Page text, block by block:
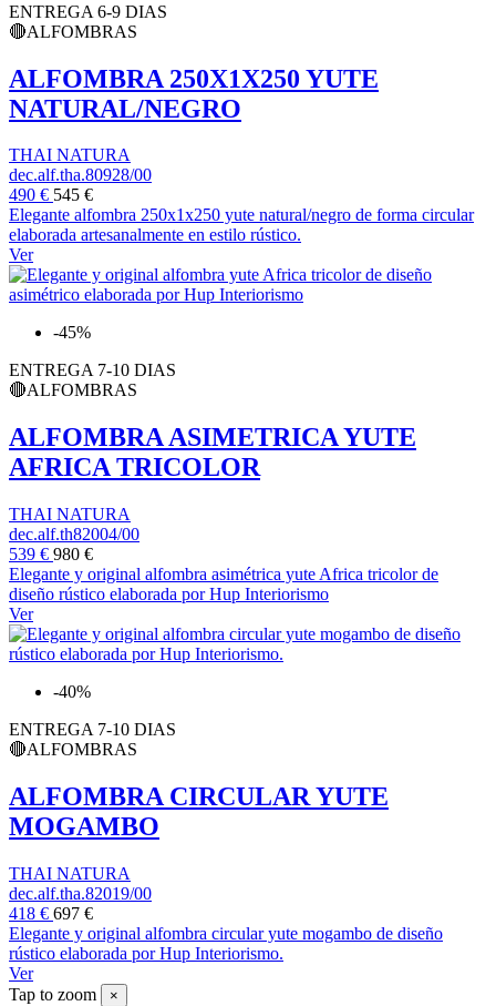
ENTREGA 6-9 DIAS
🔴ALFOMBRAS
ALFOMBRA 250X1X250 YUTE
NATURAL/NEGRO
THAI NATURA
dec.alf.tha.80928/00
490 € 545 €
Elegante alfombra 250x1x250 yute natural/negro de forma circular
elaborada artesanalmente en estilo rústico.
Ver
-45%
ENTREGA 7-10 DIAS
🔴ALFOMBRAS
ALFOMBRA ASIMETRICA YUTE
AFRICA TRICOLOR
THAI NATURA
dec.alf.th82004/00
539 € 980 €
Elegante y original alfombra asimétrica yute Africa tricolor de
diseño rústico elaborada por Hup Interiorismo
Ver
-40%
ENTREGA 7-10 DIAS
🔴ALFOMBRAS
ALFOMBRA CIRCULAR YUTE
MOGAMBO
THAI NATURA
dec.alf.tha.82019/00
418 € 697 €
Elegante y original alfombra circular yute mogambo de diseño
rústico elaborada por Hup Interiorismo.
Ver
Tap to zoom
×